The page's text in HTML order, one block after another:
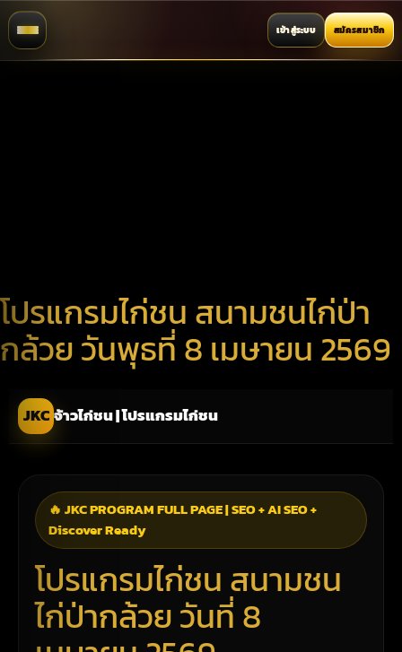
เข้าสู่ระบบ สมัครสมาชิก
โปรแกรมไก่ชน สนามชนไก่ป่า
กล้วย วันพุธที่ 8 เมษายน 2569
JKC จ้าวไก่ชน | โปรแกรมไก่ชน
🔥 JKC PROGRAM FULL PAGE | SEO + AI SEO +
Discover Ready
โปรแกรมไก่ชน สนามชน
ไก่ป่ากล้วย วันที่ 8